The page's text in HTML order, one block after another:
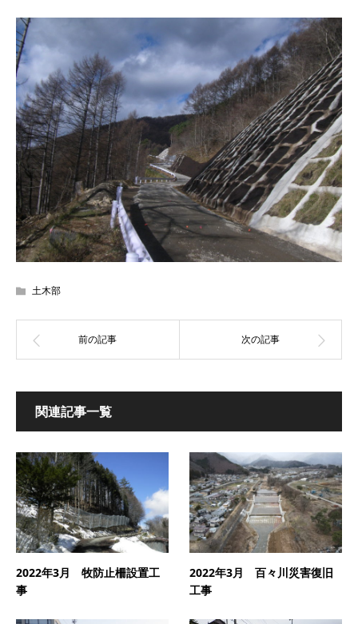
土木部
関連記事一覧
2022年3月 牧防止柵設置工
事
2022年3月 百々川災害復旧
工事